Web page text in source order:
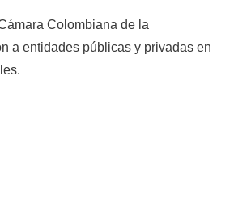
Colombiana de la
a entidades públicas y privadas en